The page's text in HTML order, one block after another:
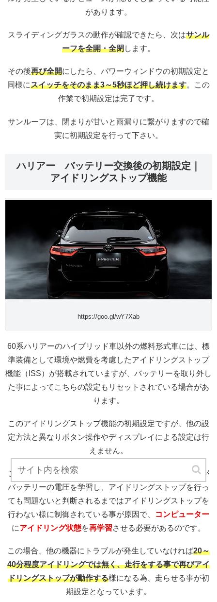
があります。
スライディングガラスの動作が確認できたら、次はサンル
ーフを全開・全閉します。
その後再び全開にしたら、パワーウィンドウの初期設定と
同様にスイッチをそのまま3～5秒ほど押し続けます。この
作業で初期設定は完了です。
サンルーフは、閉まりが甘いと雨漏りに繋がりますので確
実に初期設定を行って下さい。
ハリアー バッテリー交換後の初期設定｜
アイドリングストップ機能
https://goo.gl/wY7Xab
60系ハリアーのハイブリッド車以外の燃料形式車には、標
準装備として環境や燃費を考慮したアイドリングストップ
機能（ISS）が搭載されていますが、バッテリーを取り外し
た事によってこちらの設定もリセットされている場合があ
ります。
このアイドリングストップ機能の初期設定ですが、他の設
定方法と異なりボタン操作やディスプレイによる設定は行
えません。
これは、ハリアーに搭載されているコンピューター自体が
バッテリーの電圧を学習し、アイドリングストップを行っ
ても問題ないと判断されるまではアイドリングストップを
行わない様に制御されている事が原因で、
コンピューター
にアイドリング状態を再学習させる必要があるのです。
この場合、他の機器にトラブルが発生していなければ20～
40分程度アイドリングでは無く、走行をする事で再びアイ
ドリングストップが動作する様になる為、走らせる事が初
期設定となっています。